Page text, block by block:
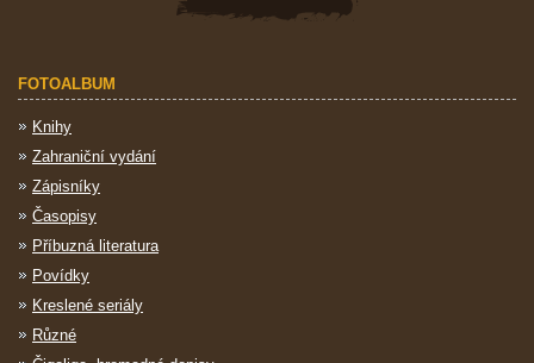
FOTOALBUM
Knihy
Zahraniční vydání
Zápisníky
Časopisy
Příbuzná literatura
Povídky
Kreslené seriály
Různé